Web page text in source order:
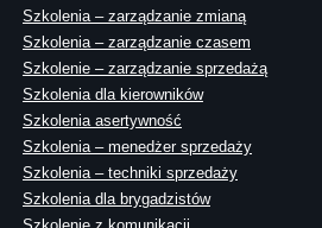
Szkolenia – zarządzanie zmianą
Szkolenia – zarządzanie czasem
Szkolenie – zarządzanie sprzedażą
Szkolenia dla kierowników
Szkolenia asertywność
Szkolenia – menedżer sprzedaży
Szkolenia – techniki sprzedaży
Szkolenia dla brygadzistów